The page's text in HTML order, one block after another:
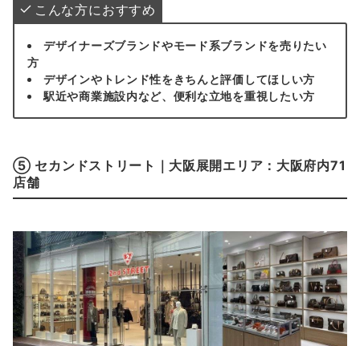
こんな方におすすめ
デザイナーズブランドやモード系ブランドを売りたい
方
デザインやトレンド性をきちんと評価してほしい方
駅近や商業施設内など、便利な立地を重視したい方
⑤ セカンドストリート｜大阪展開エリア：大阪府内71
店舗